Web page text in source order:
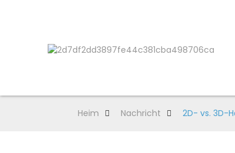
Heim Nachricht 2D- vs. 3D-